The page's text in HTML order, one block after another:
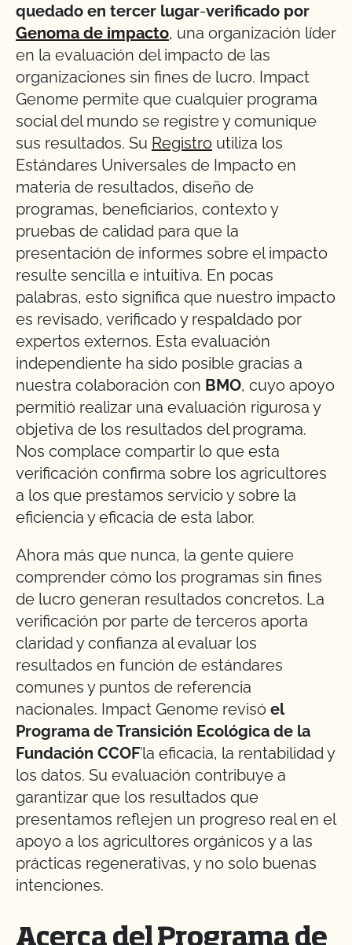
quedado en tercer lugar‑verificado por
Genoma de impacto, una organización líder
en la evaluación del impacto de las
organizaciones sin fines de lucro. Impact
Genome permite que cualquier programa
social del mundo se registre y comunique
sus resultados. Su Registro utiliza los
Estándares Universales de Impacto en
materia de resultados, diseño de
programas, beneficiarios, contexto y
pruebas de calidad para que la
presentación de informes sobre el impacto
resulte sencilla e intuitiva. En pocas
palabras, esto significa que nuestro impacto
es revisado, verificado y respaldado por
expertos externos. Esta evaluación
independiente ha sido posible gracias a
nuestra colaboración con BMO, cuyo apoyo
permitió realizar una evaluación rigurosa y
objetiva de los resultados del programa.
Nos complace compartir lo que esta
verificación confirma sobre los agricultores
a los que prestamos servicio y sobre la
eficiencia y eficacia de esta labor.
Ahora más que nunca, la gente quiere
comprender cómo los programas sin fines
de lucro generan resultados concretos. La
verificación por parte de terceros aporta
claridad y confianza al evaluar los
resultados en función de estándares
comunes y puntos de referencia
nacionales. Impact Genome revisó el
Programa de Transición Ecológica de la
Fundación CCOF’la eficacia, la rentabilidad y
los datos. Su evaluación contribuye a
garantizar que los resultados que
presentamos reflejen un progreso real en el
apoyo a los agricultores orgánicos y a las
prácticas regenerativas, y no solo buenas
intenciones.
Acerca del Programa de